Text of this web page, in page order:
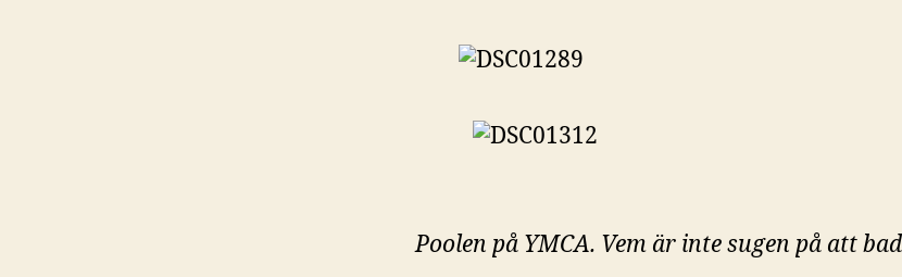
Poolen på YMCA. Vem är inte sugen på att